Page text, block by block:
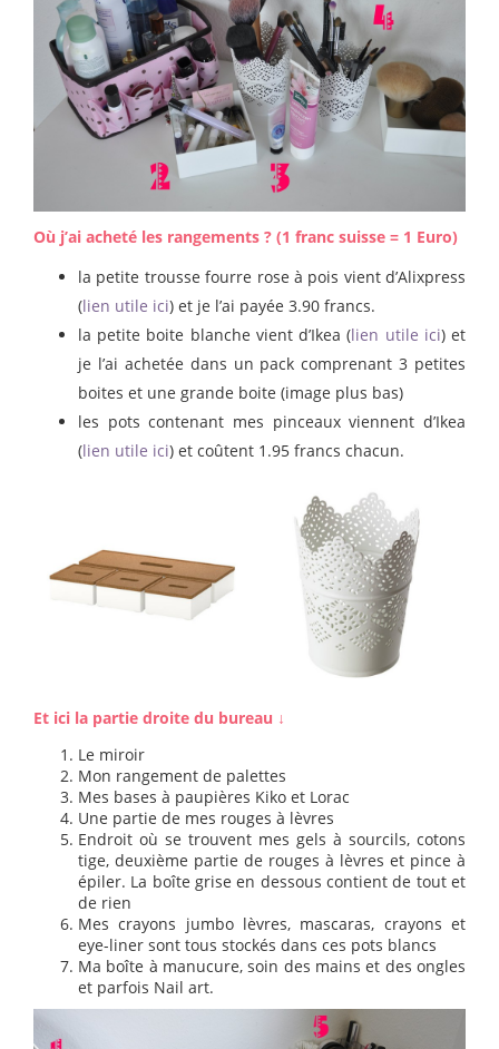
Où j’ai acheté les rangements ? (1 franc suisse = 1 Euro)
la petite trousse fourre rose à pois vient d’Alixpress
(lien utile ici) et je l’ai payée 3.90 francs.
la petite boite blanche vient d’Ikea (lien utile ici) et
je l’ai achetée dans un pack comprenant 3 petites
boites et une grande boite (image plus bas)
les pots contenant mes pinceaux viennent d’Ikea
(lien utile ici) et coûtent 1.95 francs chacun.
Et ici la partie droite du bureau ↓
Le miroir
Mon rangement de palettes
Mes bases à paupières Kiko et Lorac
Une partie de mes rouges à lèvres
Endroit où se trouvent mes gels à sourcils, cotons
tige, deuxième partie de rouges à lèvres et pince à
épiler. La boîte grise en dessous contient de tout et
de rien
Mes crayons jumbo lèvres, mascaras, crayons et
eye-liner sont tous stockés dans ces pots blancs
Ma boîte à manucure, soin des mains et des ongles
et parfois Nail art.